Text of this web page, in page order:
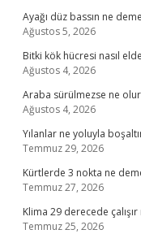
Ayağı düz bassın ne
Ağustos 5, 2026
Bitki kök hücresi nasıl
Ağustos 4, 2026
Araba sürülmezse ne
Ağustos 4, 2026
Yılanlar ne yoluyla
Temmuz 29, 2026
Kürtlerde 3 nokta ne
Temmuz 27, 2026
Klima 29 derecede çalışır
Temmuz 25, 2026